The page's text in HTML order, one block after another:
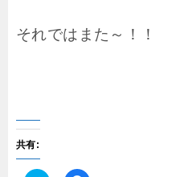
それではまた～！！
共有: